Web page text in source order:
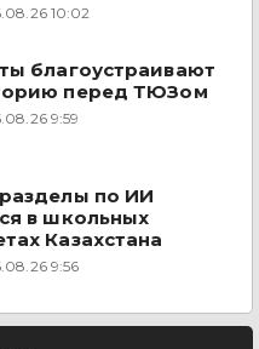
10:02
благоустраивают
перед ТЮЗом
9:59
по ИИ
в школьных
Казахстана
9:56